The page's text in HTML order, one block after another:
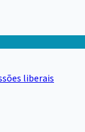
liberais